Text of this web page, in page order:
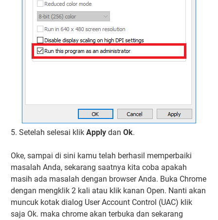
5. Setelah selesai klik Apply dan Ok.
Oke, sampai di sini kamu telah berhasil memperbaiki
masalah Anda, sekarang saatnya kita coba apakah
masih ada masalah dengan browser Anda. Buka Chrome
dengan mengklik 2 kali atau klik kanan Open. Nanti akan
muncuk kotak dialog User Account Control (UAC) klik
saja Ok. maka chrome akan terbuka dan sekarang